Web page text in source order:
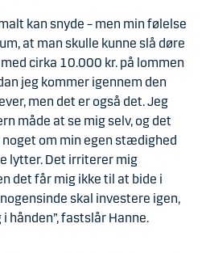
kan snyde – men min følelse
at man skulle kunne slå døre
cirka 10.000 kr. på lommen
jeg kommer igennem den
men det er også det. Jeg
måde at se mig selv, og det
om min egen stædighed
lytter. Det irriterer mig
det får mig ikke til at bide i
skal investere igen,
hånden”, fastslår Hanne.